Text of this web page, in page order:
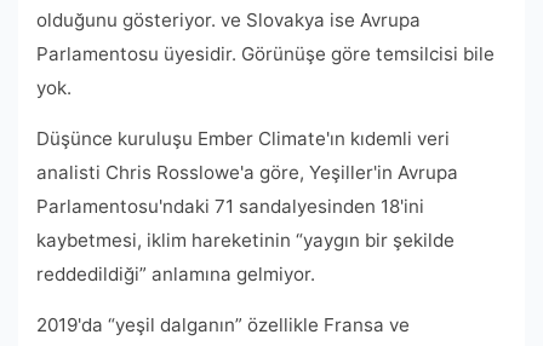
olduğunu gösteriyor. ve Slovakya ise Avrupa
Parlamentosu üyesidir. Görünüşe göre temsilcisi bile
yok.
Düşünce kuruluşu Ember Climate'ın kıdemli veri
analisti Chris Rosslowe'a göre, Yeşiller'in Avrupa
Parlamentosu'ndaki 71 sandalyesinden 18'ini
kaybetmesi, iklim hareketinin “yaygın bir şekilde
reddedildiği” anlamına gelmiyor.
2019'da “yeşil dalganın” özellikle Fransa ve